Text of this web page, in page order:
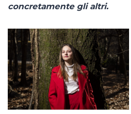
concretamente gli altri.